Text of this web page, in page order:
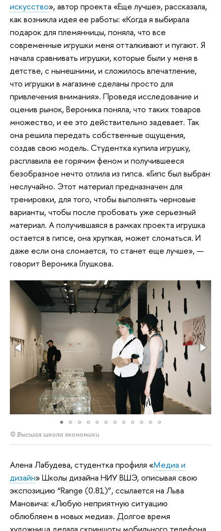
искусство», автор проекта «Еще лучше», рассказала,
как возникла идея ее работы: «Когда я выбирала
подарок для племянницы, поняла, что все
современные игрушки меня отталкивают и пугают. Я
начала сравнивать игрушки, которые были у меня в
детстве, с нынешними, и сложилось впечатление,
что игрушки в магазине сделаны просто для
привлечения внимания». Проведя исследование и
оценив рынок, Вероника поняла, что таких товаров
множество, и ее это действительно задевает. Так
она решила передать собственные ощущения,
создав свою модель. Студентка купила игрушку,
расплавила ее горячим феном и получившееся
безобразное нечто отлила из гипса. «Гипс был выбран
неслучайно. Этот материал предназначен для
тренировки, для того, чтобы выполнять черновые
варианты, чтобы после пробовать уже серьезный
материал. А получившаяся в рамках проекта игрушка
остается в гипсе, она хрупкая, может сломаться. И
даже если она сломается, то станет еще лучше», —
говорит Вероника Глушкова.
© Высшая школа экономики
Алена Лабудева, студентка профиля «Медиа и
дизайн» Школы дизайна НИУ ВШЭ, описывая свою
экспозицию “Range (0.81)”, ссылается на Льва
Мановича: «Любую неприятную ситуацию
облюбляем в новых медиа». Долгое время
художница делала скриншоты мобильного телефона